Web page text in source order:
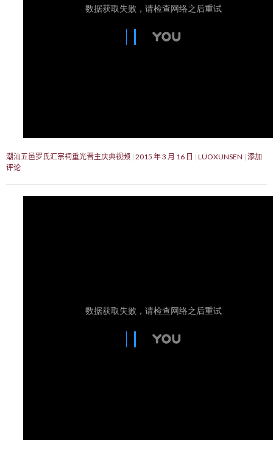
潮汕五邑罗氏汇宗祠重光晋主庆典视频 2015 年 3 月 16 日 LUOXUNSEN 添加
评论